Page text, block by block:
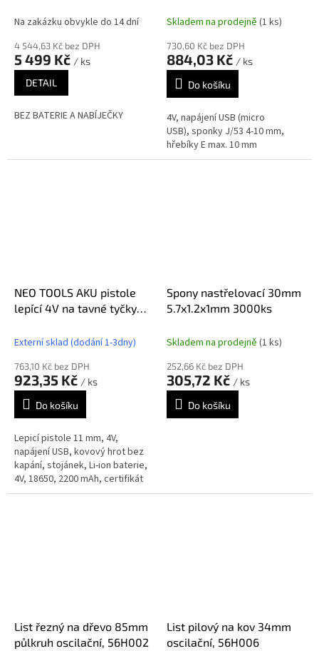
Na zakázku obvykle do 14 dní
4 544,63 Kč bez DPH
5 499 Kč / ks
DETAIL
BEZ BATERIE A NABÍJEČKY
Skladem na prodejně (1 ks)
730,60 Kč bez DPH
884,03 Kč / ks
Do košíku
4V, napájení USB (micro
USB), sponky J/53 4-10 mm,
hřebíky E max. 10 mm
NEO TOOLS AKU pistole
lepící 4V na tavné tyčky
Externí sklad (dodání 1-3dny)
763,10 Kč bez DPH
923,35 Kč / ks
Do košíku
Lepicí pistole 11 mm, 4V,
napájení USB, kovový hrot bez
kapání, stojánek, Li-ion baterie,
4V, 18650, 2200 mAh, certifikát
CE
Spony nastřelovací 30mm
5.7x1.2x1mm 3000ks
Skladem na prodejně (1 ks)
252,66 Kč bez DPH
305,72 Kč / ks
Do košíku
List řezný na dřevo 85mm
půlkruh oscilační, 56H002
List pilový na kov 34mm
oscilační, 56H006